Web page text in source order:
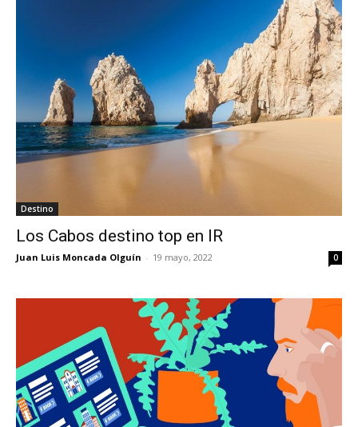
Destino
Los Cabos destino top en IR
Juan Luis Moncada Olguín - 19 mayo, 2022 0